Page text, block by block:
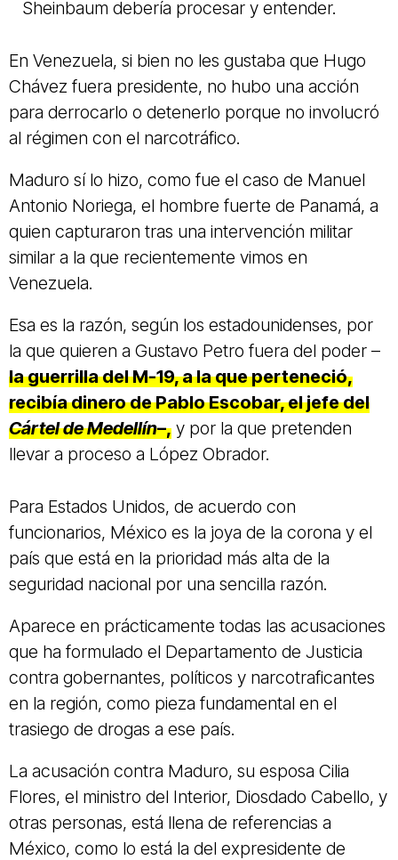
Sheinbaum debería procesar y entender.
En Venezuela, si bien no les gustaba que Hugo
Chávez fuera presidente, no hubo una acción
para derrocarlo o detenerlo porque no involucró
al régimen con el narcotráfico.
Maduro sí lo hizo, como fue el caso de Manuel
Antonio Noriega, el hombre fuerte de Panamá, a
quien capturaron tras una intervención militar
similar a la que recientemente vimos en
Venezuela.
Esa es la razón, según los estadounidenses, por
la que quieren a Gustavo Petro fuera del poder –
la guerrilla del M-19, a la que perteneció,
recibía dinero de Pablo Escobar, el jefe del
Cártel de Medellín–, y por la que pretenden
llevar a proceso a López Obrador.
Para Estados Unidos, de acuerdo con
funcionarios, México es la joya de la corona y el
país que está en la prioridad más alta de la
seguridad nacional por una sencilla razón.
Aparece en prácticamente todas las acusaciones
que ha formulado el Departamento de Justicia
contra gobernantes, políticos y narcotraficantes
en la región, como pieza fundamental en el
trasiego de drogas a ese país.
La acusación contra Maduro, su esposa Cilia
Flores, el ministro del Interior, Diosdado Cabello, y
otras personas, está llena de referencias a
México, como lo está la del expresidente de